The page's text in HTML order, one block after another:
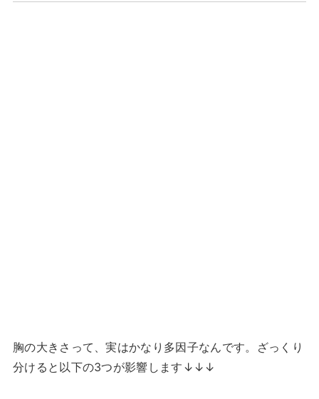
胸の大きさって、実はかなり多因子なんです。ざっくり
分けると以下の3つが影響します↓↓↓